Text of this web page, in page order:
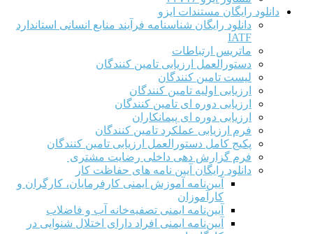
دانلود رایگان مستندات ایزو
دانلود رایگان شناسنامه فرآیند منابع انسانی استاندارد
IATF
ماتریس ارتباطات
دستورالعمل ارزیابی تامین کنندگان
لیست تامین کنندگان
ارزیابی اولیه تامین کنندگان
ارزیابی دوره ای تامین کنندگان
ارزیابی دوره ای پیمانکاران
فرم ارزيابی عملکرد تامین کنندگان
پکیج کامل دستورالعمل ارزیابی تامین کنندگان
فرم گزارش دهی داخلی رضایت مشتری
دانلود رایگان آیین نامه های حفاظت کار
آیین‌نامه آموزش ایمنی کارفرمایان، کارگران و
کارآموزان
آیین‌نامه ایمنی تصفیه‌خانه آب و فاضلاب
آیین‌نامه ایمنی افراد دارای اختلال شنوایی در